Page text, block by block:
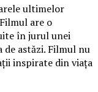
ultimelor
are o
în jurul unei
astăzi. Filmul nu
inspirate din viața